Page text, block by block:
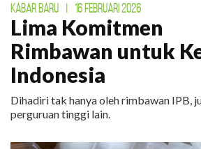
KABAR BARU | 16 FEBRUARI 2026
Lima Komitmen
Rimbawan untuk
Indonesia
Dihadiri tak hanya oleh rimbawan IPB,
perguruan tinggi lain.